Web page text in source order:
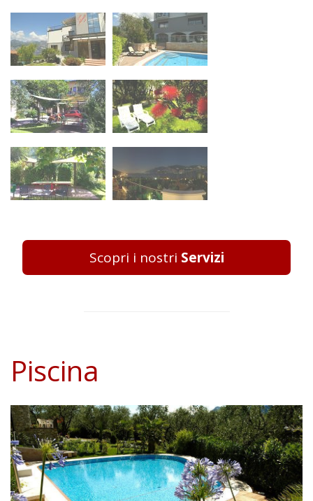
Scopri i nostri Servizi
Piscina